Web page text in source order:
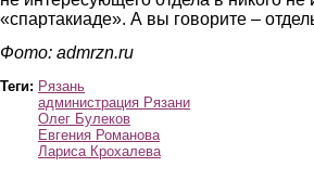
«спартакиаде». А вы говорите –
Фото: admrzn.ru
Теги: Рязань
администрация Рязани
Олег Булеков
Евгения Романова
Лариса Крохалева